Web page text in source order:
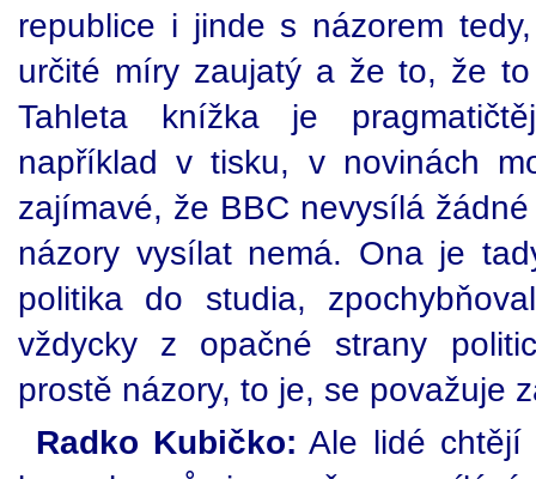
republice i jinde s názorem
určité míry zaujatý a že to, že
Tahleta knížka je
například v tisku, v novinách
zajímavé, že BBC nevysílá
názory vysílat nemá. Ona je
politika do studia,
vždycky z opačné strany
prostě názory, to je, se považuje
Radko Kubičko: Ale lidé chtějí